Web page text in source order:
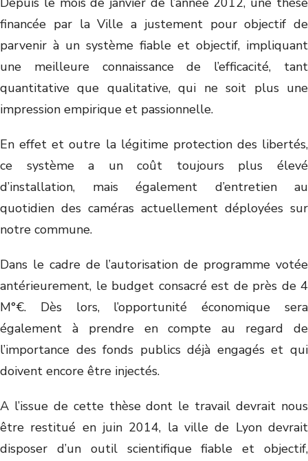
financée par la Ville a justement pour objectif de
parvenir à un système fiable et objectif, impliquant
une meilleure connaissance de l’efficacité, tant
quantitative que qualitative, qui ne soit plus une
impression empirique et passionnelle.
En effet et outre la légitime protection des libertés,
ce système a un coût toujours plus élevé
d’installation, mais également d’entretien au
quotidien des caméras actuellement déployées sur
notre commune.
Dans le cadre de l’autorisation de programme votée
antérieurement, le budget consacré est de près de 4
M°€. Dès lors, l’opportunité économique sera
également à prendre en compte au regard de
l’importance des fonds publics déjà engagés et qui
doivent encore être injectés.
A l’issue de cette thèse dont le travail devrait nous
être restitué en juin 2014, la ville de Lyon devrait
disposer d’un outil scientifique fiable et objectif,